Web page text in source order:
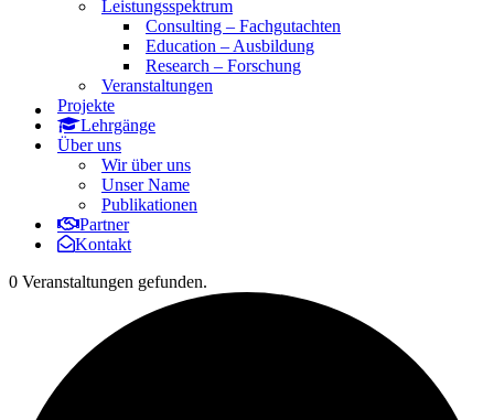
Leistungsspektrum
Consulting – Fachgutachten
Education – Ausbildung
Research – Forschung
Veranstaltungen
Projekte
Lehrgänge
Über uns
Wir über uns
Unser Name
Publikationen
Partner
Kontakt
0 Veranstaltungen gefunden.